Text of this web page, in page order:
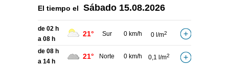
El tiempo el Sábado 15.08.2026
de 02 h
a 08 h
21° Sur 0 km/h 0 l/m2
de 08 h
a 14 h
21° Norte 0 km/h 0,1 l/m2